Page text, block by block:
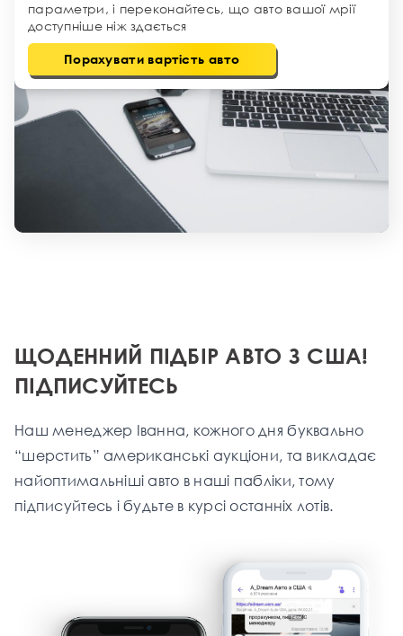
параметри, і переконайтесь, що авто вашої мрії
доступніше ніж здається
Порахувати вартість авто
ЩОДЕННИЙ ПІДБІР АВТО З США!
ПІДПИСУЙТЕСЬ
Наш менеджер Іванна, кожного дня буквально
“шерстить” американські аукціони, та викладає
найоптимальніші aвто в наші пабліки, тому
підписуйтесь і будьте в курсі останніх лотів.